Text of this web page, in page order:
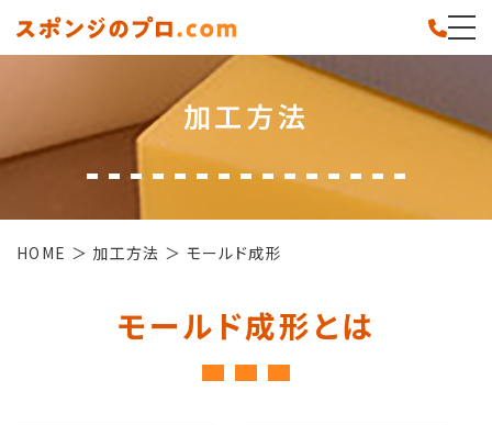
加工方法
HOME 加工方法 モールド成形
モールド成形とは